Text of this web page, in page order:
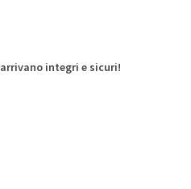
integri e sicuri!